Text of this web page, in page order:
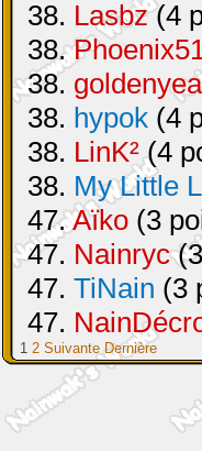
38. Lasbz(4
38.
38.
38. hypok (4
38. LinK²(4
38. My Little
47.Aïko (3
47. Nainryc
47. TiNain (3
47.
1 2 Suivante Dernière